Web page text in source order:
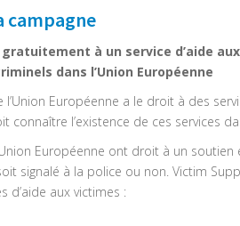
campagne
gratuitement à un service d’aide
dans l’Union Européenne
Européenne a le droit à des
connaître l’existence de ces services
Européenne ont droit à un
signalé à la police ou non. Victim
d’aide aux victimes :